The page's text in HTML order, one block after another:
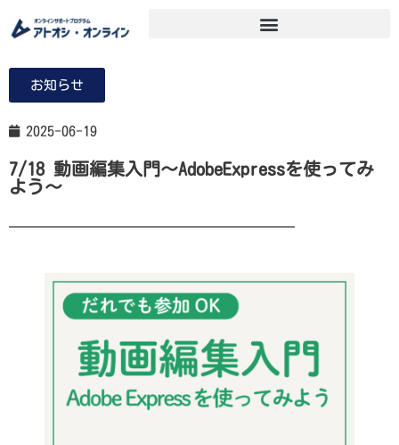
お知らせ
2025-06-19
7/18 動画編集入門～AdobeExpressを使ってみ
よう～